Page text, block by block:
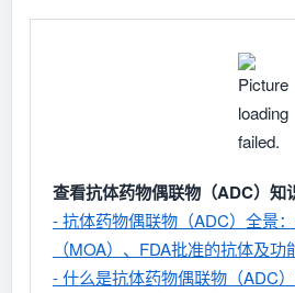
查看抗体药物偶联物（ADC）知
- 抗体药物偶联物（ADC）全景
（MOA）、FDA批准的抗体及功
- 什么是抗体药物偶联物（ADC）